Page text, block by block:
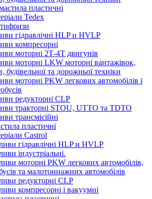
пластичні
Tedex
гідравлічні HLP и HVLP
компресорні
моторні 2Т-4Т двигунів
моторні LKW моторні вантажівок,
будівельної та дорожньої техніки
моторні PKW легкових автомобілів і
редукторні CLP
тракторні STOU, UTTO та TDTO
трансмісійні
пластичні
Castrol
гідравлічні HLP и HVLP
індустріальні.
моторні PKW легкових автомобілів,
та малотоннажних автомобілів
редукторні CLP
компресорні і вакуумні